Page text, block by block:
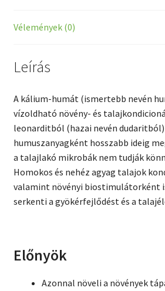
s
a
v
A
K
C
I
Ó
Vélemények (0)
Leírás
A kálium-humát (ismertebb nevén
vízoldható növény- és
leonarditból (hazai nevén
humuszanyagként hosszabb ideig
a talajlakó mikrobák nem tudják
Homokos és nehéz agyag talajok
valamint növényi biostimulátorként
serkenti a gyökérfejlődést és a
Előnyök
Azonnal növeli a növények